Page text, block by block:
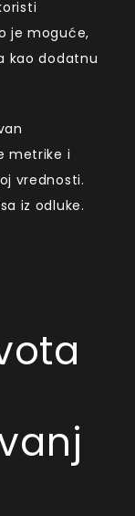
je moguće,
kao dodatnu
metrike i
vrednosti.
iz odluke.